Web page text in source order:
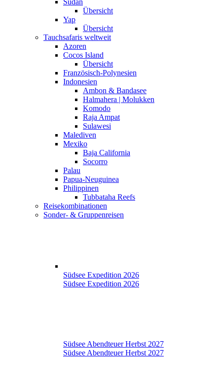
Übersicht
Yap
Übersicht
Tauchsafaris weltweit
Azoren
Cocos Island
Übersicht
Französisch-Polynesien
Indonesien
Ambon & Bandasee
Halmahera | Molukken
Komodo
Raja Ampat
Sulawesi
Malediven
Mexiko
Baja California
Socorro
Palau
Papua-Neuguinea
Philippinen
Tubbataha Reefs
Reisekombinationen
Sonder- & Gruppenreisen
Südsee Expedition 2026
Südsee Expedition 2026
Südsee Abendteuer Herbst 2027
Südsee Abendteuer Herbst 2027